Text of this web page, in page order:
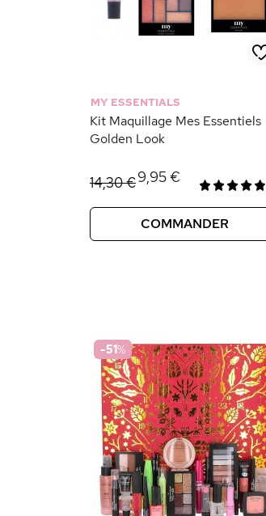
MY ESSENTIALS
Kit Maquillage Mes Essentiels
Golden Look
14,30 €9,95 €
COMMANDER
-51%